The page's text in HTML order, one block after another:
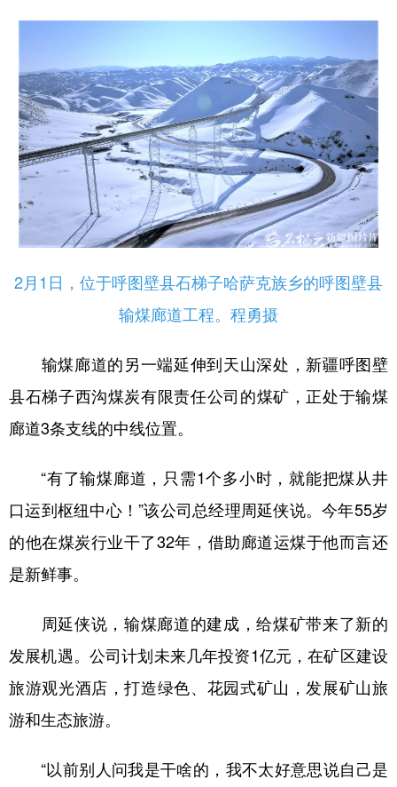
2月1日，位于呼图壁县石梯子哈萨克族乡的呼图壁县
输煤廊道工程。程勇摄
输煤廊道的另一端延伸到天山深处，新疆呼图壁
县石梯子西沟煤炭有限责任公司的煤矿，正处于输煤
廊道3条支线的中线位置。
“有了输煤廊道，只需1个多小时，就能把煤从井
口运到枢纽中心！”该公司总经理周延侠说。今年55岁
的他在煤炭行业干了32年，借助廊道运煤于他而言还
是新鲜事。
周延侠说，输煤廊道的建成，给煤矿带来了新的
发展机遇。公司计划未来几年投资1亿元，在矿区建设
旅游观光酒店，打造绿色、花园式矿山，发展矿山旅
游和生态旅游。
“以前别人问我是干啥的，我不太好意思说自己是